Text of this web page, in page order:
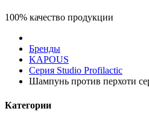
100% качество продукции
Бренды
KAPOUS
Серия Studio Profilactic
Шампунь против перхоти
Категории